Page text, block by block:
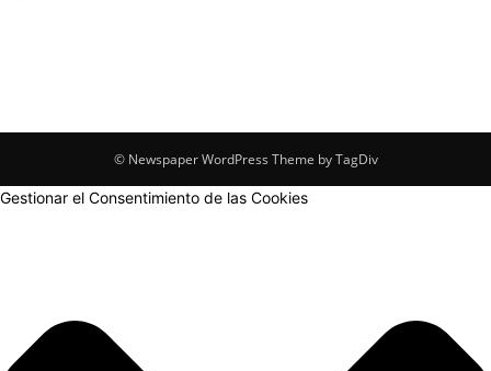
© Newspaper WordPress Theme by TagDiv
Gestionar el Consentimiento de las Cookies